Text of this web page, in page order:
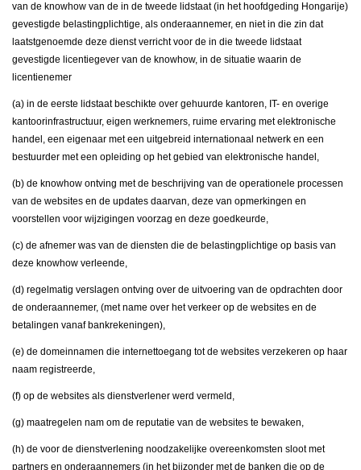
van de knowhow van de in de tweede lidstaat (in het hoofdgeding Hongarije)
gevestigde belastingplichtige, als onderaannemer, en niet in die zin dat
laatstgenoemde deze dienst verricht voor de in die tweede lidstaat
gevestigde licentiegever van de knowhow, in de situatie waarin de
licentienemer
(a) in de eerste lidstaat beschikte over gehuurde kantoren, IT- en overige
kantoorinfrastructuur, eigen werknemers, ruime ervaring met elektronische
handel, een eigenaar met een uitgebreid internationaal netwerk en een
bestuurder met een opleiding op het gebied van elektronische handel,
(b) de knowhow ontving met de beschrijving van de operationele processen
van de websites en de updates daarvan, deze van opmerkingen en
voorstellen voor wijzigingen voorzag en deze goedkeurde,
(c) de afnemer was van de diensten die de belastingplichtige op basis van
deze knowhow verleende,
(d) regelmatig verslagen ontving over de uitvoering van de opdrachten door
de onderaannemer, (met name over het verkeer op de websites en de
betalingen vanaf bankrekeningen),
(e) de domeinnamen die internettoegang tot de websites verzekeren op haar
naam registreerde,
(f) op de websites als dienstverlener werd vermeld,
(g) maatregelen nam om de reputatie van de websites te bewaken,
(h) de voor de dienstverlening noodzakelijke overeenkomsten sloot met
partners en onderaannemers (in het bijzonder met de banken die op de